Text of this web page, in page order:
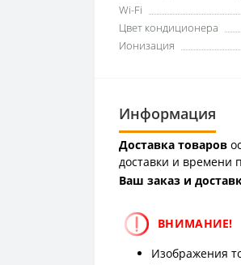
Wi-Fi
Цвет кондиционера
Ионизация
Информация
Доставка товаров
доставки и времени
Ваш заказ и
ВНИМАНИЕ!
Изображения